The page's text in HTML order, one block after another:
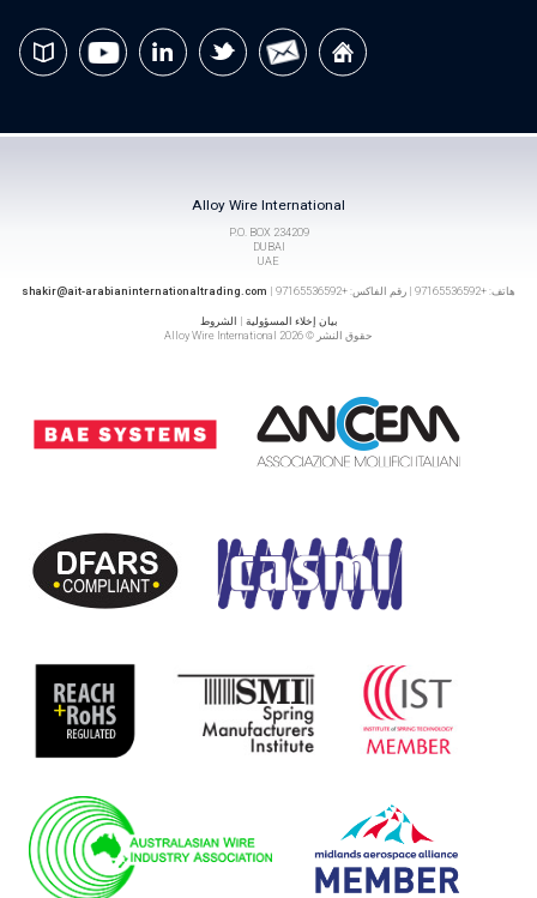
Alloy Wire International
P.O. BOX 234209
DUBAI
UAE
هاتف: +97165536592 | رقم الفاكس: +97165536592 | shakir@ait-arabianinternationaltrading.com
بيان إخلاء المسؤولية | الشروط
حقوق النشر © 2026 Alloy Wire International